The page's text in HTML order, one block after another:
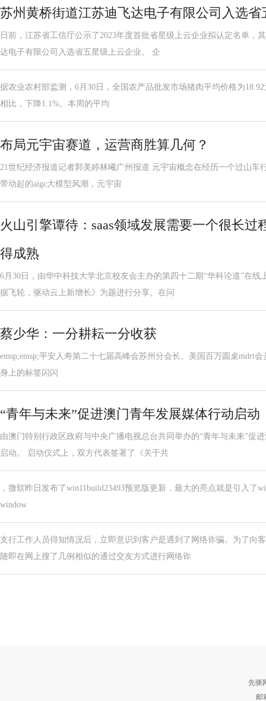
苏州黄桥街道江苏迪飞达电子有限公司入选省
日前，江苏省工信厅公示了2023年度首批省星级上云企业拟认定名单，
达电子有限公司入选省五星级上云企业。 企
据农业农村部监测，6月30日，全国农产品批发市场猪肉平均价格为
相比，下降1.1%。本周的平均
布局元宇宙赛道，运营商胜算几何？
21世纪经济报道记者郭美婷林曦广州报道 元宇宙概念在经历一个过山车
带动起的aigc大模型风潮，元宇宙
火山引擎谭待：saas领域发展需要一个很长过
得成熟
6月30日，由华中科技大学北京校友会主办的第四十二期“华科论道”在
据飞轮，驱动云上新增长》为题进行分享。在问
蔡少华：一分耕耘一分收获
emsp;emsp;平安人寿第二十七届高峰会苏州分会长、美国百万圆桌mdrt
身上的标签闪闪
“青年与未来”促进澳门青年发展媒体行动启动
由澳门特别行政区政府与中央广播电视总台共同举办的“青年与未来”促
启动。 启动仪式上，双方代表签署了《关于共
，微软昨日发布了win11build23493预览版更新，最大的亮点就是引入了
window
支行工作人员得知情况后，立即意识到客户是遇到了网络诈骗。为了向
随即在网上搜了几例相似的通过交友方式进行网络诈
先驱
邮